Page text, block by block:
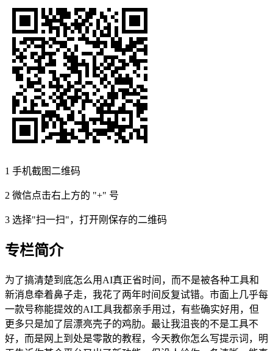
1 手机截图二维码
2 微信点击右上方的 "+" 号
3 选择"扫一扫"，打开刚保存的二维码
专栏简介
为了搞清楚到底怎么用AI真正省时间，而不是被各种工具和
新消息牵着鼻子走，我花了两年时间反复试错。市面上几乎每
一款号称能提效的AI工具我都亲手用过，有些确实好用，但
更多只是加了层漂亮壳子的鸡肋。最让我沮丧的不是工具不
好，而是网上到处是零散的教程，今天教你怎么写提示词，明